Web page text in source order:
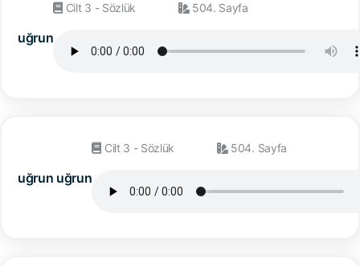
uğrun
Cilt 3 - Sözlük 504. Sayfa
uğrun uğrun
Cilt 3 - Sözlük 504. Sayfa